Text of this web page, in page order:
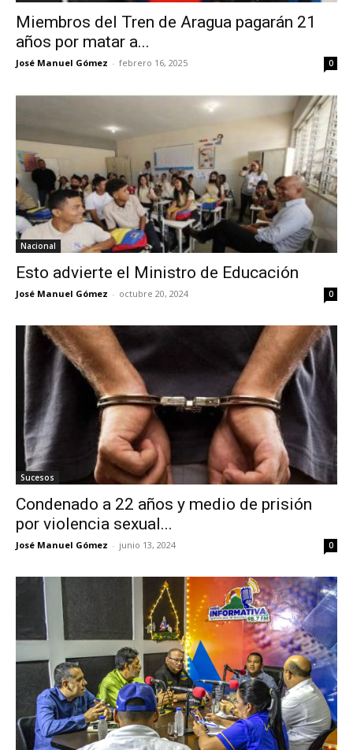
Miembros del Tren de Aragua pagarán 21
años por matar a...
José Manuel Gómez - febrero 16, 2025 0
Nacional
Esto advierte el Ministro de Educación
José Manuel Gómez - octubre 20, 2024 0
Sucesos
Condenado a 22 años y medio de prisión
por violencia sexual...
José Manuel Gómez - junio 13, 2024 0